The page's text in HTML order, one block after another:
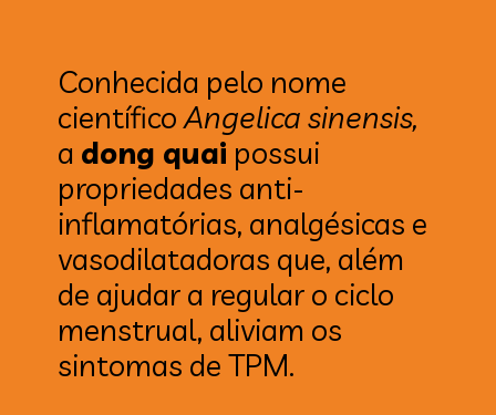
Conhecida pelo nome
científicoAngelica sinensis,
a dong quai possui
propriedades anti-
inflamatórias, analgésicas e
vasodilatadoras que, além
de ajudar a regular o ciclo
menstrual, aliviam os
sintomas de TPM.